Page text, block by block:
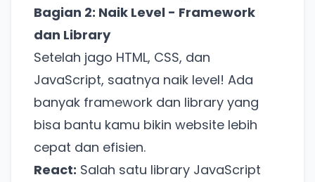
Bagian 2: Naik Level - Framework
dan Library
Setelah jago HTML, CSS, dan
JavaScript, saatnya naik level! Ada
banyak framework dan library yang
bisa bantu kamu bikin website lebih
cepat dan efisien.
React: Salah satu library JavaScript